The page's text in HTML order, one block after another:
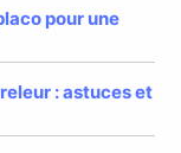
pour une
: astuces et